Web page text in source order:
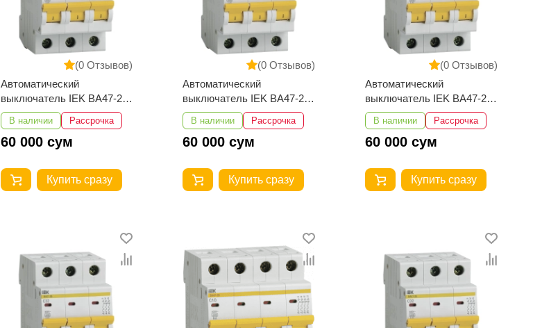
(0 Отзывов)
Автоматический
выключатель IEK ВА47-29
3Р 20А 4,5кА
В наличии Рассрочка
60 000 сум
Купить сразу
(0 Отзывов)
Автоматический
выключатель IEK ВА47-29
3Р 16А 4,5кА
В наличии Рассрочка
60 000 сум
Купить сразу
(0 Отзывов)
Автоматический
выключатель IEK ВА47-29
3Р 10А 4,5кА
В наличии Рассрочка
60 000 сум
Купить сразу